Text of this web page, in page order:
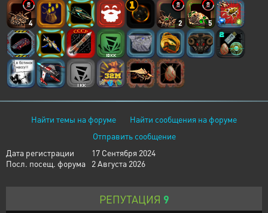
4 2 5
Найти темы на форуме
Найти сообщения на форуме
Отправить сообщение
Дата регистрации
17 Сентября 2024
Посл. посещ. форума
2 Августа 2026
РЕПУТАЦИЯ 9